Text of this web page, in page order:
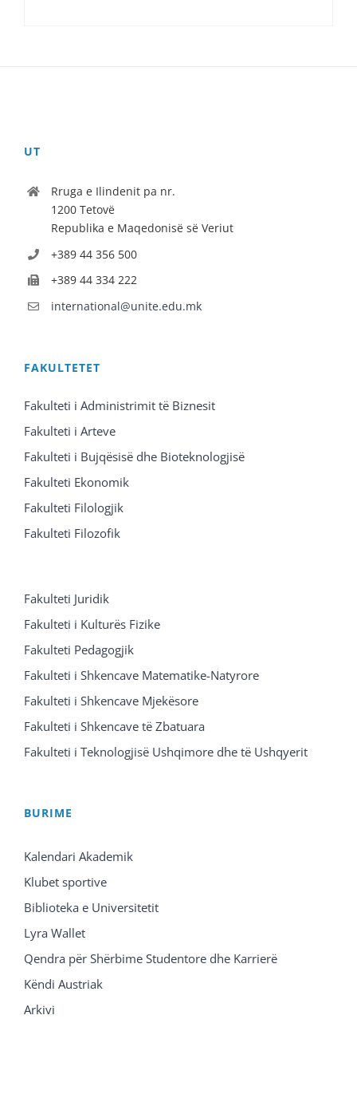
UT
Rruga e Ilindenit pa nr.
1200 Tetovë
Republika e Maqedonisë së Veriut
+389 44 356 500
+389 44 334 222
international@unite.edu.mk
FAKULTETET
Fakulteti i Administrimit të Biznesit
Fakulteti i Arteve
Fakulteti i Bujqësisë dhe Bioteknologjisë
Fakulteti Ekonomik
Fakulteti Filologjik
Fakulteti Filozofik
Fakulteti Juridik
Fakulteti i Kulturës Fizike
Fakulteti Pedagogjik
Fakulteti i Shkencave Matematike-Natyrore
Fakulteti i Shkencave Mjekësore
Fakulteti i Shkencave të Zbatuara
Fakulteti i Teknologjisë Ushqimore dhe të Ushqyerit
BURIME
Kalendari Akademik
Klubet sportive
Biblioteka e Universitetit
Lyra Wallet
Qendra për Shërbime Studentore dhe Karrierë
Këndi Austriak
Arkivi